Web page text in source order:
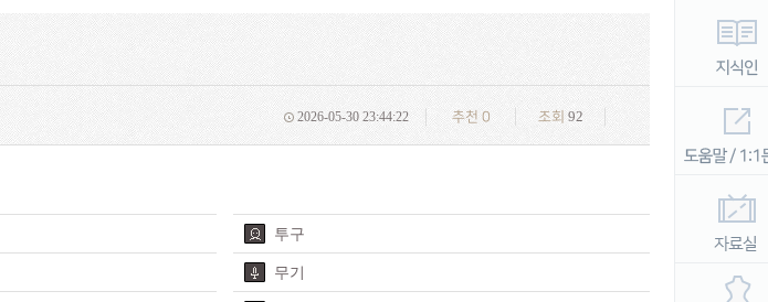
조회 92
추천 0
2026-05-30 23:44:22
투구
무기